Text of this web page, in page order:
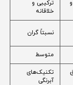
ترکیبی و
خلاقانه
نسبتاً گران
متوسط
تکنیک‌های
آبرنگی